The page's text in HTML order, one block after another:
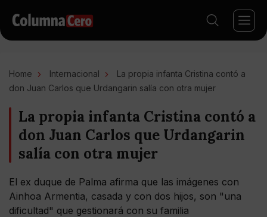
Home Internacional
La propia infanta Cristina contó a
don Juan Carlos que Urdangarin salía con otra mujer
La propia infanta Cristina contó a
don Juan Carlos que Urdangarin
salía con otra mujer
El ex duque de Palma afirma que las imágenes con
Ainhoa Armentia, casada y con dos hijos, son "una
dificultad" que gestionará con su familia